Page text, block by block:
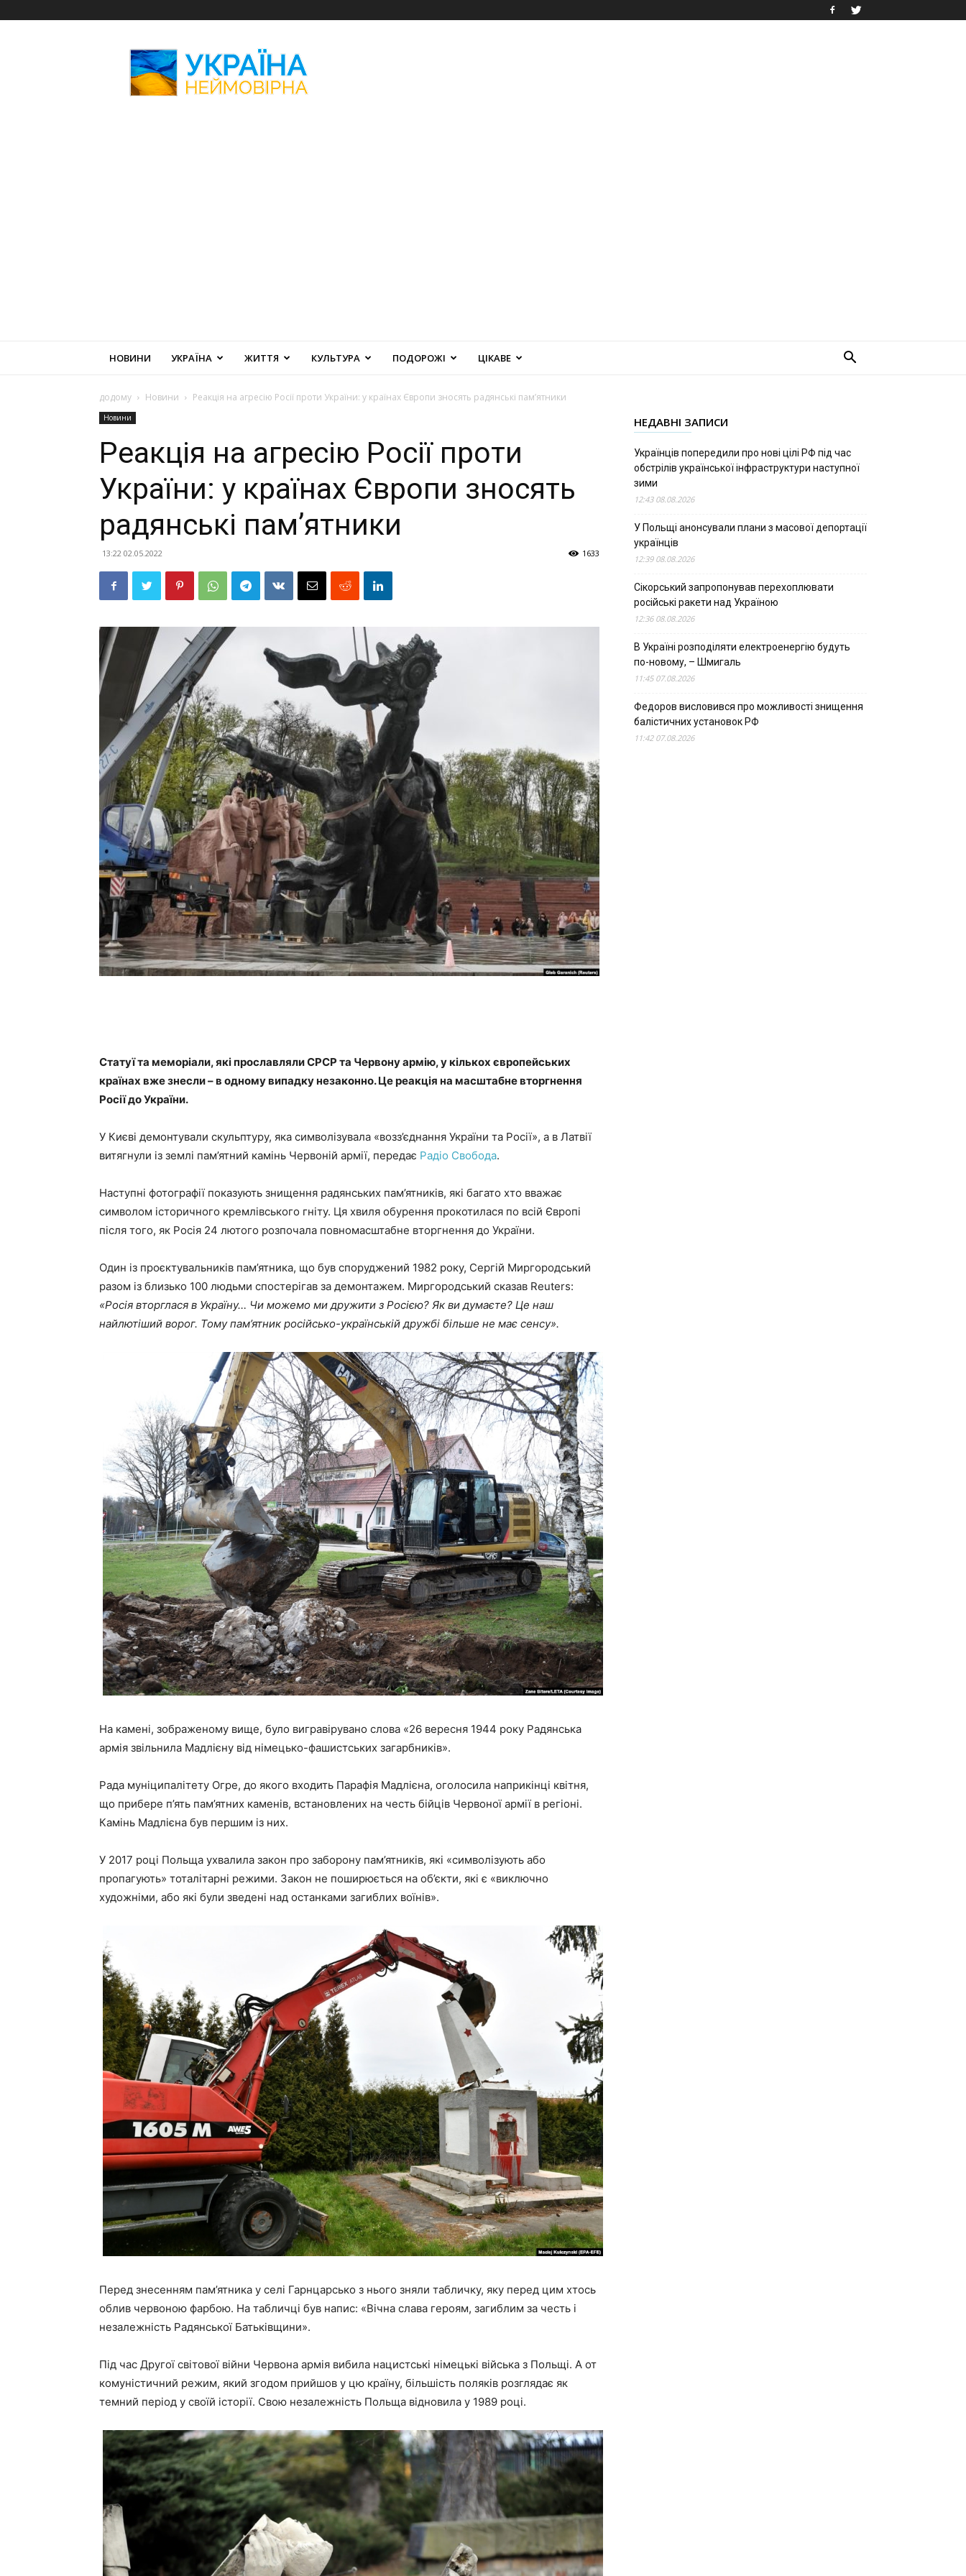
Неймовірна
НОВИНИ УКРАЇНА ЖИТТЯ КУЛЬТУРА ПОДОРОЖІ ЦІКАВЕ
додому Новини Реакція на агресію Росії проти України: у країнах Європи зносять радянські пам’ятники
Новини
Реакція на агресію Росії проти
України: у країнах Європи зносять
радянські пам’ятники
13:22 02.05.2022 1633
Статуї та меморіали, які прославляли СРСР та Червону армію, у кількох європейських
країнах вже знесли – в одному випадку незаконно. Це реакція на масштабне вторгнення
Росії до України.
У Києві демонтували скульптуру, яка символізувала «возз’єднання України та Росії», а в Латвії
витягнули із землі пам’ятний камінь Червоній армії, передає Радіо Свобода.
Наступні фотографії показують знищення радянських пам’ятників, які багато хто вважає
символом історичного кремлівського гніту. Ця хвиля обурення прокотилася по всій Європі
після того, як Росія 24 лютого розпочала повномасштабне вторгнення до України.
Один із проєктувальників пам’ятника, що був споруджений 1982 року, Сергій Миргородський
разом із близько 100 людьми спостерігав за демонтажем. Миргородський сказав Reuters:
«Росія вторглася в Україну… Чи можемо ми дружити з Росією? Як ви думаєте? Це наш
найлютіший ворог. Тому пам’ятник російсько-українській дружбі більше не має сенсу».
На камені, зображеному вище, було вигравірувано слова «26 вересня 1944 року Радянська
армія звільнила Мадлієну від німецько-фашистських загарбників».
Рада муніципалітету Огре, до якого входить Парафія Мадлієна, оголосила наприкінці квітня,
що прибере п’ять пам’ятних каменів, встановлених на честь бійців Червоної армії в регіоні.
Камінь Мадлієна був першим із них.
У 2017 році Польща ухвалила закон про заборону пам’ятників, які «символізують або
пропагують» тоталітарні режими. Закон не поширюється на об’єкти, які є «виключно
художніми, або які були зведені над останками загиблих воїнів».
Перед знесенням пам’ятника у селі Гарнцарсько з нього зняли табличку, яку перед цим хтось
облив червоною фарбою. На табличці був напис: «Вічна слава героям, загиблим за честь і
незалежність Радянської Батьківщини».
Під час Другої світової війни Червона армія вибила нацистські німецькі війська з Польщі. А от
комуністичний режим, який згодом прийшов у цю країну, більшість поляків розглядає як
темний період у своїй історії. Свою незалежність Польща відновила у 1989 році.
НЕДАВНІ ЗАПИСИ
Українців попередили про нові цілі РФ під час
обстрілів української інфраструктури наступної
зими
12:43 08.08.2026
У Польщі анонсували плани з масової депортації
українців
12:39 08.08.2026
Сікорський запропонував перехоплювати
російські ракети над Україною
12:36 08.08.2026
В Україні розподіляти електроенергію будуть
по-новому, – Шмигаль
11:45 07.08.2026
Федоров висловився про можливості знищення
балістичних установок РФ
11:42 07.08.2026